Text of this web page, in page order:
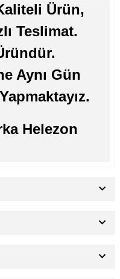
Ürün,
Teslimat.
Aynı Gün
Helezon